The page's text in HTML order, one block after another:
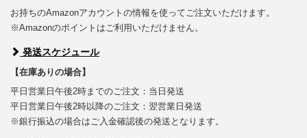
お持ちのAmazonアカウントの情報を使ってご注文いただけます。
※Amazonのポイントはご利用いただけません。
発送スケジュール
【在庫ありの場合】
平日営業日午後2時までのご注文：当日発送
平日営業日午後2時以降のご注文：翌営業日発送
※銀行振込の場合はご入金確認後の発送となります。